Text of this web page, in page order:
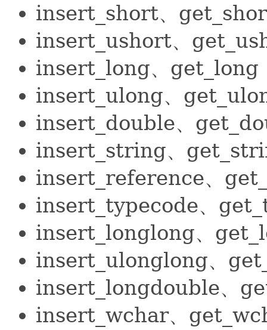
insert_short、
insert_ushort、
insert_long、get_long
insert_ulong、
insert_double、
insert_string、
insert_reference、
insert_typecode、
insert_longlong、
insert_ulonglong、
insert_longdouble、
insert_wchar、